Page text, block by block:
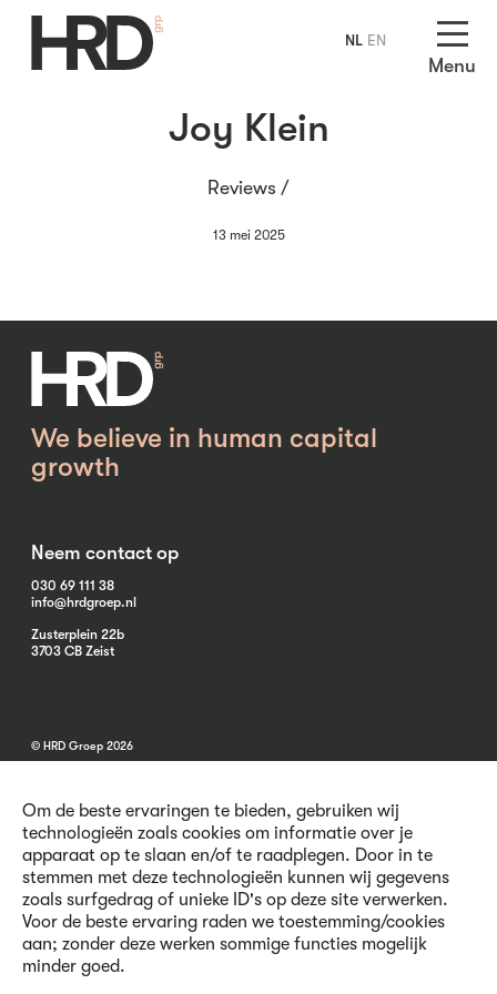
Om de beste ervaringen te bieden, gebruiken wij
technologieën zoals cookies om informatie over je
apparaat op te slaan en/of te raadplegen. Door in te
stemmen met deze technologieën kunnen wij gegevens
zoals surfgedrag of unieke ID's op deze site verwerken.
Voor de beste ervaring raden we toestemming/cookies
aan; zonder deze werken sommige functies mogelijk
minder goed.
Menu
Joy Klein
Reviews /
13 mei 2025
We believe in human capital
growth
Neem contact op
030 69 111 38
info@hrdgroep.nl
Zusterplein 22b
3703 CB Zeist
© HRD Groep 2026
Algemene informatie
Contact
Voorwaarden
Privacy en Cookies
NL EN